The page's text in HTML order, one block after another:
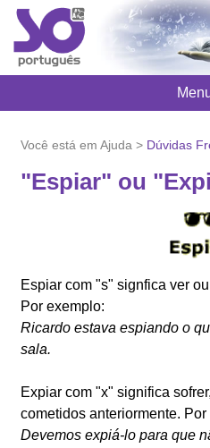
Você está em Ajuda > Dúvidas
"Espiar" ou
Espiar com "s" signfica ver
Por exemplo:
Ricardo estava espiando o
sala.
Expiar com "x" significa
cometidos anteriormente. Por
Devemos expiá-lo para que